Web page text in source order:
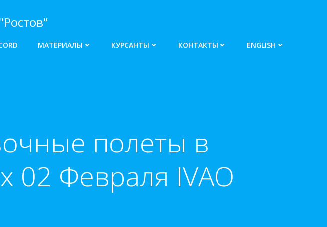
МАТЕРИАЛЫ КУРСАНТЫ КОНТАКТЫ ENGLISH
полеты в
02 Февраля IVAO